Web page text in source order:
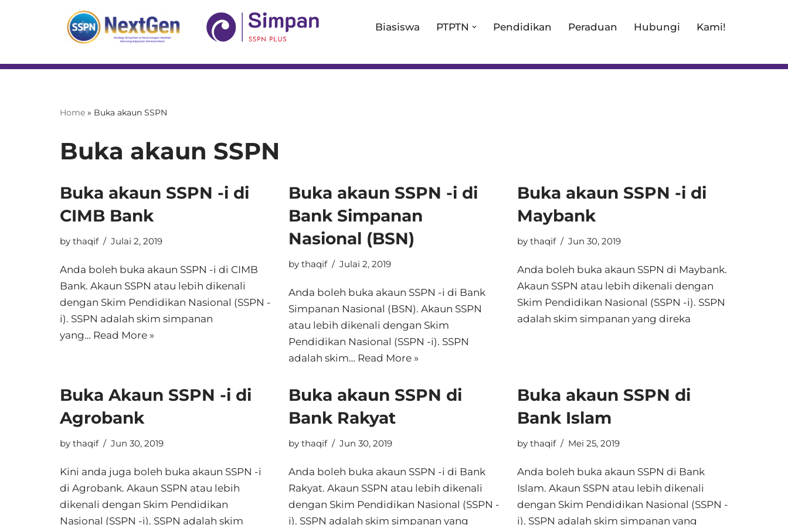
content
Biasiswa PTPTN Pendidikan Peraduan Hubungi Kami!
Home » Buka akaun SSPN
Buka akaun SSPN
Buka akaun SSPN -i di
CIMB Bank
by thaqif Julai 2, 2019
Anda boleh buka akaun SSPN -i di CIMB
Bank. Akaun SSPN atau lebih dikenali
dengan Skim Pendidikan Nasional (SSPN -
i). SSPN adalah skim simpanan
yang… Read More »
Buka akaun SSPN -i di
Bank Simpanan
Nasional (BSN)
by thaqif Julai 2, 2019
Anda boleh buka akaun SSPN -i di Bank
Simpanan Nasional (BSN). Akaun SSPN
atau lebih dikenali dengan Skim
Pendidikan Nasional (SSPN -i). SSPN
adalah skim… Read More »
Buka akaun SSPN -i di
Maybank
by thaqif Jun 30, 2019
Anda boleh buka akaun SSPN di Maybank.
Akaun SSPN atau lebih dikenali dengan
Skim Pendidikan Nasional (SSPN -i). SSPN
adalah skim simpanan yang direka
Buka Akaun SSPN -i di
Agrobank
by thaqif Jun 30, 2019
Kini anda juga boleh buka akaun SSPN -i
di Agrobank. Akaun SSPN atau lebih
dikenali dengan Skim Pendidikan
Nasional (SSPN -i). SSPN adalah skim
Buka akaun SSPN di
Bank Rakyat
by thaqif Jun 30, 2019
Anda boleh buka akaun SSPN -i di Bank
Rakyat. Akaun SSPN atau lebih dikenali
dengan Skim Pendidikan Nasional (SSPN -
i). SSPN adalah skim simpanan yang
Buka akaun SSPN di
Bank Islam
by thaqif Mei 25, 2019
Anda boleh buka akaun SSPN di Bank
Islam. Akaun SSPN atau lebih dikenali
dengan Skim Pendidikan Nasional (SSPN -
i). SSPN adalah skim simpanan yang